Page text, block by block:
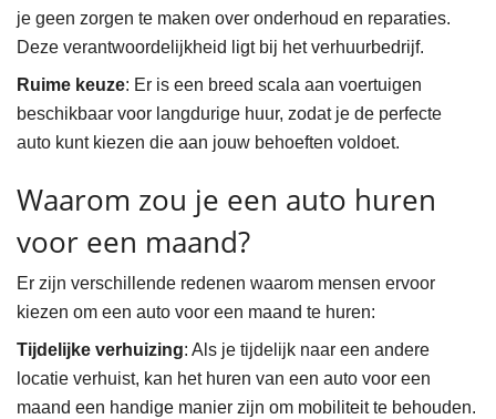
je geen zorgen te maken over onderhoud en reparaties.
Deze verantwoordelijkheid ligt bij het verhuurbedrijf.
Ruime keuze: Er is een breed scala aan voertuigen
beschikbaar voor langdurige huur, zodat je de perfecte
auto kunt kiezen die aan jouw behoeften voldoet.
Waarom zou je een auto huren
voor een maand?
Er zijn verschillende redenen waarom mensen ervoor
kiezen om een auto voor een maand te huren:
Tijdelijke verhuizing: Als je tijdelijk naar een andere
locatie verhuist, kan het huren van een auto voor een
maand een handige manier zijn om mobiliteit te behouden.